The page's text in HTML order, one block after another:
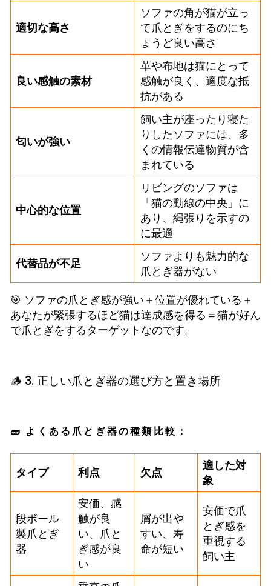
適切な高さ
ソファの角が猫が立っ
て爪とぎをするのにち
ょうど良い高さ
良い感触の素材
革や布地は猫にとって
感触が良く、適度な抵
抗がある
匂いが強い
飼い主が座ったり寝た
りしたソファには、多
くの情報伝達物質が含
まれている
中心的な位置
リビングのソファは
「猫の動線の中央」に
あり、縄張りを示すの
に最適
代替品が不足
ソファよりも魅力的な
爪とぎ器がない
🎯 ソファの爪とぎ感が強い＋位置が優れている＋
あなたが緊張するほど猫は達成感を得る＝猫が好ん
で爪とぎをするターゲットなのです。
🪵 3. 正しい爪とぎ器の選び方と置き場所
🧱 よくある爪とぎ器の種類比較：
タイプ 利点 欠点
適した対
象
段ボール
製爪とぎ
器
安価、感
触が良
い、爪と
ぎ感が良
い
屑が出や
すい、寿
命が短い
安価で爪
とぎ感を
重視する
飼い主